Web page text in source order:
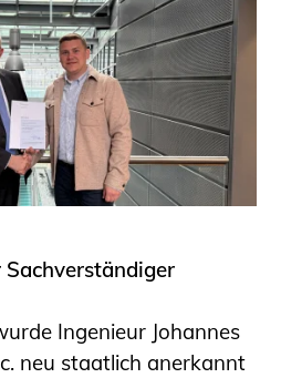
Sachverständiger
Ingenieur Johannes
neu staatlich anerkannt